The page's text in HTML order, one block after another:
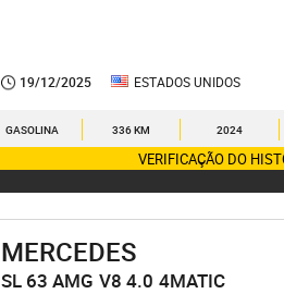
19/12/2025 ESTADOS UNIDOS
GASOLINA 336 KM 2024
VERIFICAÇÃO DO
MERCEDES
SL 63 AMG V8 4.0 4MATIC